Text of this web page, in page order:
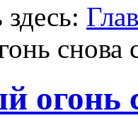
огонь